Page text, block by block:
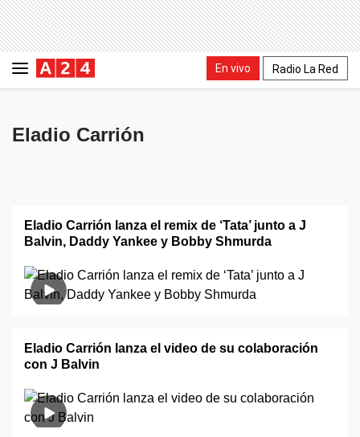
En vivo Radio La Red
Eladio Carrión
Eladio Carrión lanza el remix de ‘Tata’ junto a J
Balvin, Daddy Yankee y Bobby Shmurda
Eladio Carrión lanza el video de su colaboración
con J Balvin